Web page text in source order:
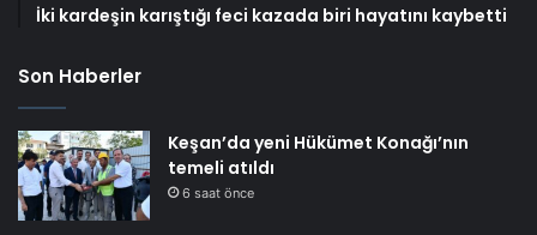
İki kardeşin karıştığı feci kazada biri hayatını kaybetti
Son Haberler
Keşan’da yeni Hükümet Konağı’nın
temeli atıldı
6 saat önce